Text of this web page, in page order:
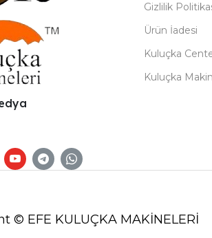
Gizlilik
Ürün İadesi
Kuluçka
Kuluçka
© EFE KULUÇKA MAKİNELERİ